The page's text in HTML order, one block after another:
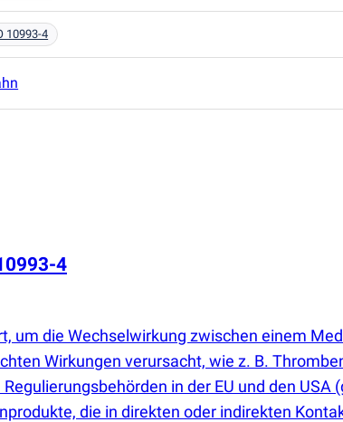
10993-4
4
um die Wechselwirkung zwischen einem
Wirkungen verursacht, wie z. B.
in der EU und den USA (
die in direkten oder indirekten